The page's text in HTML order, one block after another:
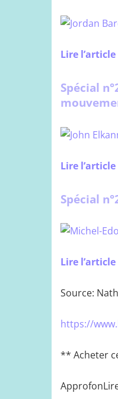
Lire l’article
Spécial
Lire l’article
Spécial
Lire l’article
Source:
https://
** Acheter